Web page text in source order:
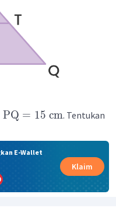
PQ = 15 cm. Tentukan
E-Wallet
Klaim